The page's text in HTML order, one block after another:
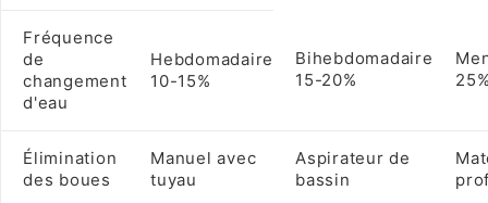
Fréquence
de
changement
d'eau
Hebdomadaire
10-15%
Bihebdomadaire
15-20%
Élimination
des boues
Manuel avec
tuyau
Aspirateur de
bassin